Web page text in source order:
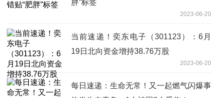
胖”标签
2023-06-20
当前速递！奕东电子（301123）：6月
19日北向资金增持38.76万股
2023-06-20
每日速递：生命无常！又一起燃气闪爆事